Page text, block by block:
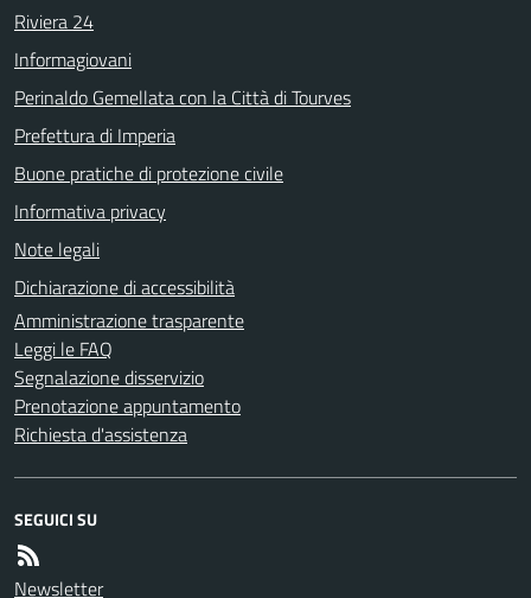
Riviera 24
Informagiovani
Perinaldo Gemellata con la Città di Tourves
Prefettura di Imperia
Buone pratiche di protezione civile
Informativa privacy
Note legali
Dichiarazione di accessibilità
Amministrazione trasparente
Leggi le FAQ
Segnalazione disservizio
Prenotazione appuntamento
Richiesta d'assistenza
SEGUICI SU
Newsletter